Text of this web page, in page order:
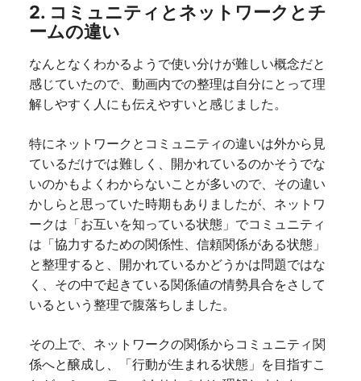
2. コミュニティとネットワークとチ
ームの違い
なんとなくわかるようで使い分けが難しい概念だと
感じていたので、動画内での整理は自分にとって理
解しやすく人にも伝えやすいと感じました。
特にネットワークとコミュニティの違いは外から見
ているだけでは難しく、開かれているのかそうでな
いのかもよくわからないことが多いので、その違い
かしらと思っていた時期もありましたが、ネットワ
ークは「お互いを知っている状態」でコミュニティ
は「協力するための関係性、信頼関係がある状態」
と整理すると、開かれているかどうかは問題ではな
く、その中で起きている関係値の情勢具合をさして
いるという整理で腹落ちしました。
その上で、ネットワークの関係からコミュニティ関
係へと醸成し、「行動が生まれる状態」を目指すこ